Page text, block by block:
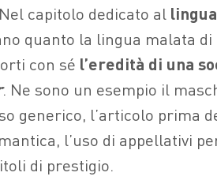
Nel capitolo dedicato al
quanto la lingua malata di
con sé l’eredità di una
. Ne sono un esempio il
generico, l’articolo prima
l’uso di appellativi
di prestigio.